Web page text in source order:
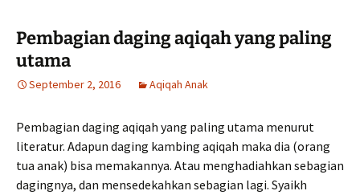
Pembagian daging aqiqah yang paling
utama
September 2, 2016 Aqiqah Anak
Pembagian daging aqiqah yang paling utama menurut
literatur. Adapun daging kambing aqiqah maka dia (orang
tua anak) bisa memakannya. Atau menghadiahkan sebagian
dagingnya, dan mensedekahkan sebagian lagi. Syaikh